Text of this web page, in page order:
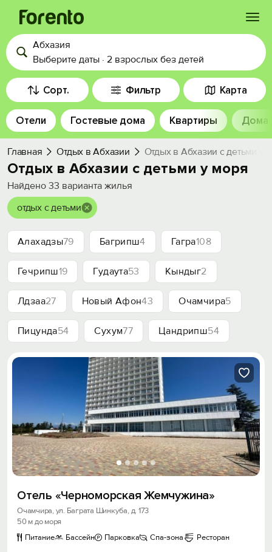
Войти
Избранное
История просмотра
Добавить свой объект
Абхазия
Выберите даты · 2 взрослых без детей
Сорт. Фильтр Карта
Отели Гостевые дома Квартиры Дома
Главная Отдых в Абхазии Отдых в Абхазии с детьми у
Отдых в Абхазии с детьми у моря
Найдено 33 варианта жилья
отдых с детьми
Алахадзы79 Багрипш4 Гагра108
Гечрипш19 Гудаута53 Кындыг2
Лдзаа27 Новый Афон43 Очамчира5
Пицунда54 Сухум77 Цандрипш54
Отель «Черноморская Жемчужина»
Очамчира, ул. Баграта Шинкуба, д. 173
50 м до моря
Питание
Бассейн Парковка Спа-зона Ресторан